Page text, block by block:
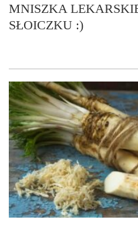
MNISZKA
SŁOICZKU :)